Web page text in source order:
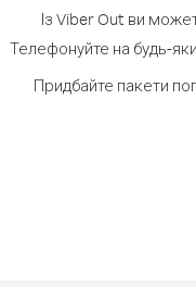
Із Viber Out ви
Телефонуйте на будь-
Придбайте пакети